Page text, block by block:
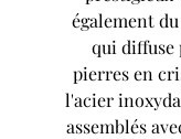
également
qui diffuse
pierres en
l'acier
assemblés